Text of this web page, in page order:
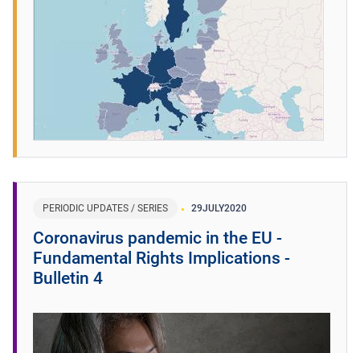
PERIODIC UPDATES / SERIES 29JULY2020
Coronavirus pandemic in the EU -
Fundamental Rights Implications -
Bulletin 4